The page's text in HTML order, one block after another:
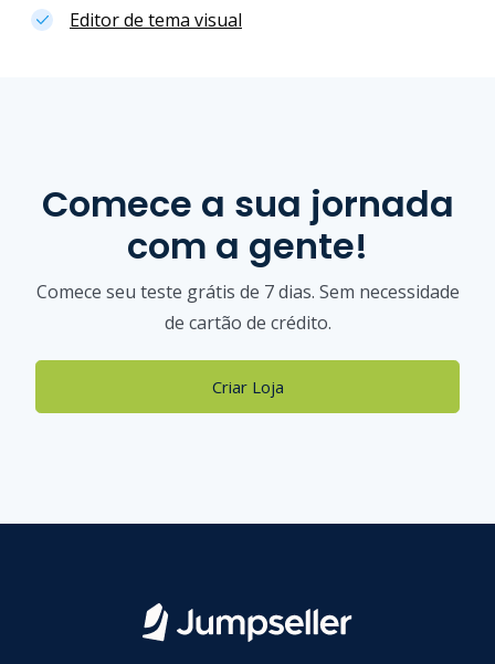
Editor de tema visual
Comece a sua jornada
com a gente!
Comece seu teste grátis de 7 dias. Sem necessidade
de cartão de crédito.
Criar Loja